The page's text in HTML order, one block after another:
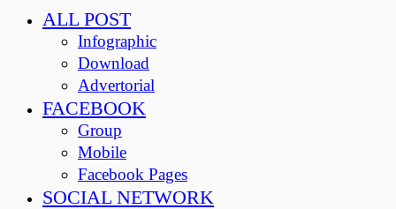
ALL POST
Infographic
Download
Advertorial
FACEBOOK
Group
Mobile
Facebook Pages
SOCIAL NETWORK